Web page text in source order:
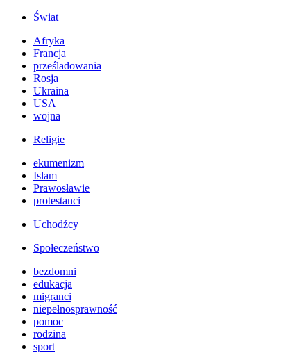
Świat
Afryka
Francja
prześladowania
Rosja
Ukraina
USA
wojna
Religie
ekumenizm
Islam
Prawosławie
protestanci
Uchodźcy
Społeczeństwo
bezdomni
edukacja
migranci
niepełnosprawność
pomoc
rodzina
sport